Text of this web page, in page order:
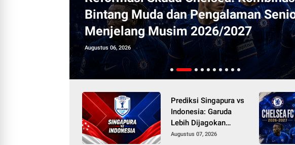
Bintang Muda dan Pengalaman
Menjelang Musim 2026/2027
Augustus 06, 2026
Prediksi Singapura vs
Indonesia: Garuda
Lebih Dijagokan
Menang
Augustus 07, 2026